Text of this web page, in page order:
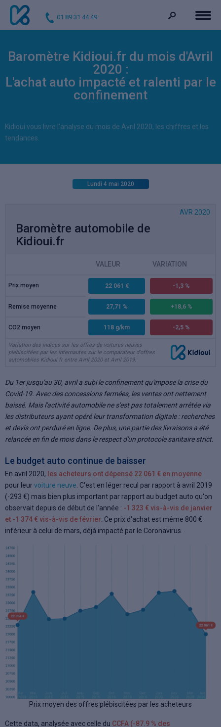
01 89 31 44 49
Baromètre Kidioui.fr du mois d'Avril
2020 :
L'achat auto impacté et ralenti par le
confinement
Kidioui vous livre l'analyse du mois de Avril 2020, les chiffres et les
tendances.
Lundi 4 mai 2020
Baromètre automobile de
Kidioui.fr
AVR 2020
VALEUR VARIATION
Prix moyen 22 061 € -1,3 %
Remise moyenne 27,71 % +18,6 %
CO2 moyen 118 g/km -2,5 %
Variation des indices sur les offres de voitures neuves
plebiscitées par les internautes sur le comparateur d'offres
automobiles Kidioui.fr entre Avril 2020 et Avril 2019.
Du 1er jusqu'au 30, avril a subi le confinement qu'impose la crise du
Covid-19. Avec des concessions fermées, les ventes ont nettement
baissé. Mais l'activité automobile ne s'est pas totalement arrêtée via
les distributeurs ayant opéré leur transformation digitale : recherches
et devis ont perduré en ligne. De plus, une partie des livraisons a été
relancée en fin de mois dans le respect d'un protocole sanitaire strict.
Le budget auto continue de baisser
En avril 2020, les acheteurs ont dépensé 22 061 € en moyenne
pour leurvoiture neuve . C'est en léger recul par rapport à avril 2019
(-293 €) mais bien plus important par rapport au budget auto qu'on
observait depuis de début de l'année : -1 323 € vis-à-vis de janvier
et -1 374 € vis-à-vis de février . Ce prix d'achat est même 800 €
inférieur à celui de mars, déjà impacté par le Coronavirus.
Prix moyen des offres plébiscitées par les acheteurs
Cette data, analysée avec celle du CCFA (-87.9 % des